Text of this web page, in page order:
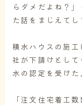
らダメだよね？
た話をまじえてし
積水ハウスの施
社が下請けとし
水の認定を受けた
「注文住宅着工